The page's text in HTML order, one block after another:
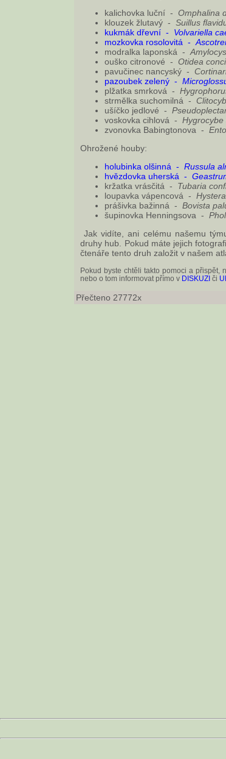
kalichovka luční - Omphalina
klouzek žlutavý - Suillus
kukmák dřevní - Volvariella
mozkovka rosolovitá -
modralka laponská -
ouško citronové - Otidea
pavučinec nancyský -
pazoubek zelený -
plžatka smrková -
strmělka suchomilná -
ušíčko jedlové -
voskovka cihlová - Hygrocybe
zvonovka Babingtonova -
Ohrožené houby:
holubinka olšinná - Russula
hvězdovka uherská -
kržatka vrásčitá - Tubaria
loupavka vápencová -
prášivka bažinná - Bovista
šupinovka Henningsova -
Jak vidíte, ani celému našemu
druhy hub. Pokud máte jejich
čtenáře tento druh založit v našem
Pokud byste chtěli takto pomoci a přispět,
nebo o tom informovat přímo v DISKUZI či
Přečteno 27772x